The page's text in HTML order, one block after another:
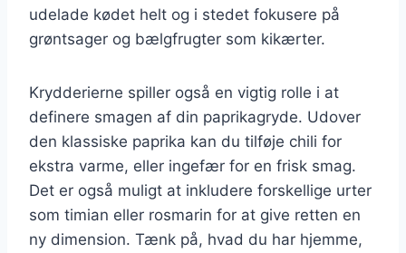
udelade kødet helt og i stedet fokusere på
grøntsager og bælgfrugter som kikærter.
Krydderierne spiller også en vigtig rolle i at
definere smagen af din paprikagryde. Udover
den klassiske paprika kan du tilføje chili for
ekstra varme, eller ingefær for en frisk smag.
Det er også muligt at inkludere forskellige urter
som timian eller rosmarin for at give retten en
ny dimension. Tænk på, hvad du har hjemme,